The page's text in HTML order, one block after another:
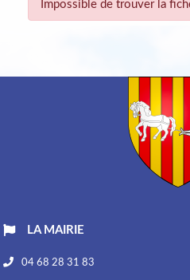
Impossible de trouver la
LA MAIRIE
04 68 28 31 83